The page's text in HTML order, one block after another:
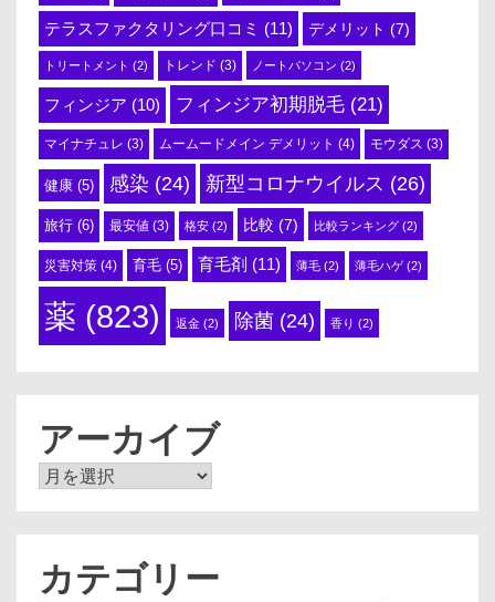
テラスファクタリング口コミ (11) デメリット (7)
トリートメント (2) トレンド (3) ノートパソコン (2)
フィンジア (10) フィンジア初期脱毛 (21)
マイナチュレ (3) ムームードメイン デメリット (4) モウダス (3)
健康 (5) 感染 (24) 新型コロナウイルス (26)
旅行 (6) 最安値 (3) 格安 (2) 比較 (7) 比較ランキング (2)
災害対策 (4) 育毛 (5) 育毛剤 (11) 薄毛 (2) 薄毛ハゲ(2)
薬 (823) 返金 (2) 除菌 (24) 香り (2)
アーカイブ
ア
カテゴリー